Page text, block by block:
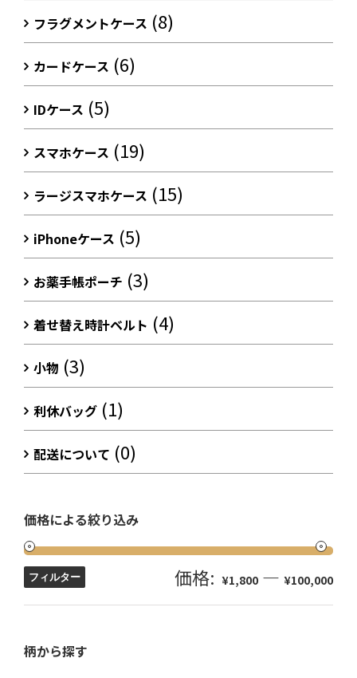
フラグメントケース (8)
カードケース (6)
IDケース (5)
スマホケース (19)
ラージスマホケース (15)
iPhoneケース (5)
お薬手帳ポーチ (3)
着せ替え時計ベルト (4)
小物 (3)
利休バッグ (1)
配送について (0)
価格による絞り込み
フィルター 価格: ¥1,800 — ¥100,000
柄から探す